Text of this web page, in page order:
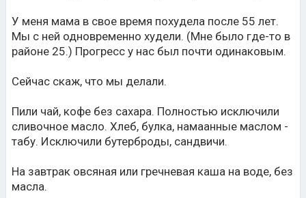
У меня мама в свое время похудела после 55 лет.
Мы с ней одновременно худели. (Мне было где-то в
районе 25.) Прогресс у нас был почти одинаковым.
Сейчас скаж, что мы делали.
Пили чай, кофе без сахара. Полностью исключили
сливочное масло. Хлеб, булка, намаанные маслом -
табу. Исключили бутерброды, сандвичи.
На завтрак овсяная или гречневая каша на воде, без
масла.